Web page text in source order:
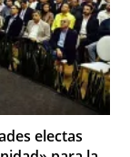
electas